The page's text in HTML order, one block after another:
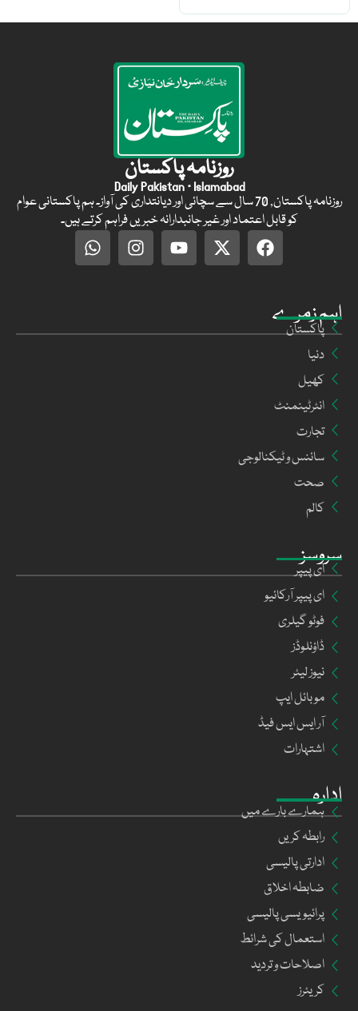
ادارہ
ہمارے بارے میں
رابطہ کریں
ادارتی پالیسی
ضابطہ اخلاق
پرائیویسی پالیسی
استعمال کی شرائط
اصلاحات و تردید
کریئرز
سروسز
ای پیپر
ای پیپر آرکائیو
فوٹو گیلری
ڈاؤنلوڈز
نیوز لیٹر
موبائل ایپ
آر ایس ایس فیڈ
اشتہارات
اہم زمرے
پاکستان
دنیا
کھیل
انٹرٹینمنٹ
تجارت
سائنس و ٹیکنالوجی
صحت
کالم
روزنامہ پاکستان
Daily Pakistan · Islamabad
روزنامہ پاکستان, 70 سال سے سچائی اور دیانتداری کی آواز۔ ہم پاکستانی عوام
کو قابل اعتماد اور غیر جانبدارانہ خبریں فراہم کرتے ہیں۔